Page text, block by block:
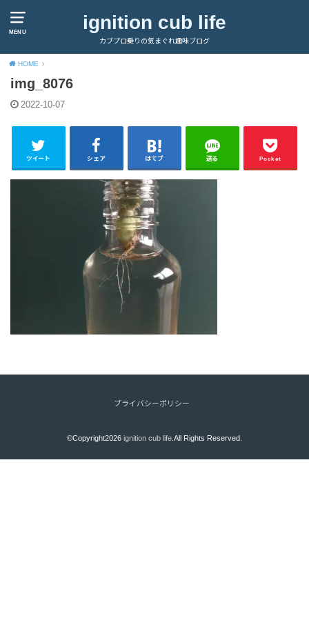
MENU ignition cub life
カブプロ乗りの気まぐれ趣味ブログ
HOME
img_8076
2022-10-07
ツイート シェア はてブ 送る Pocket
プライバシーポリシー
©Copyright2026 ignition cub life.All Rights Reserved.